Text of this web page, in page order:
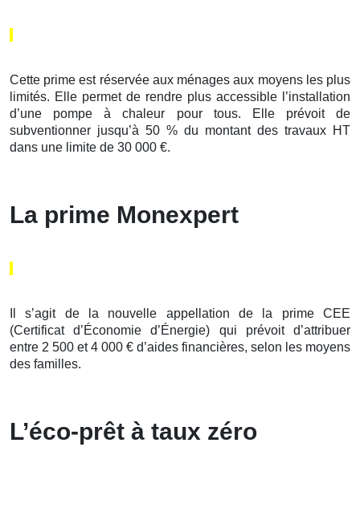
Cette prime est réservée aux ménages aux moyens les plus
limités. Elle permet de rendre plus accessible l’installation
d’une pompe à chaleur pour tous. Elle prévoit de
subventionner jusqu’à 50 % du montant des travaux HT
dans une limite de 30 000 €.
La prime Monexpert
Il s’agit de la nouvelle appellation de la prime CEE
(Certificat d’Économie d’Énergie) qui prévoit d’attribuer
entre 2 500 et 4 000 € d’aides financières, selon les moyens
des familles.
L’éco-prêt à taux zéro